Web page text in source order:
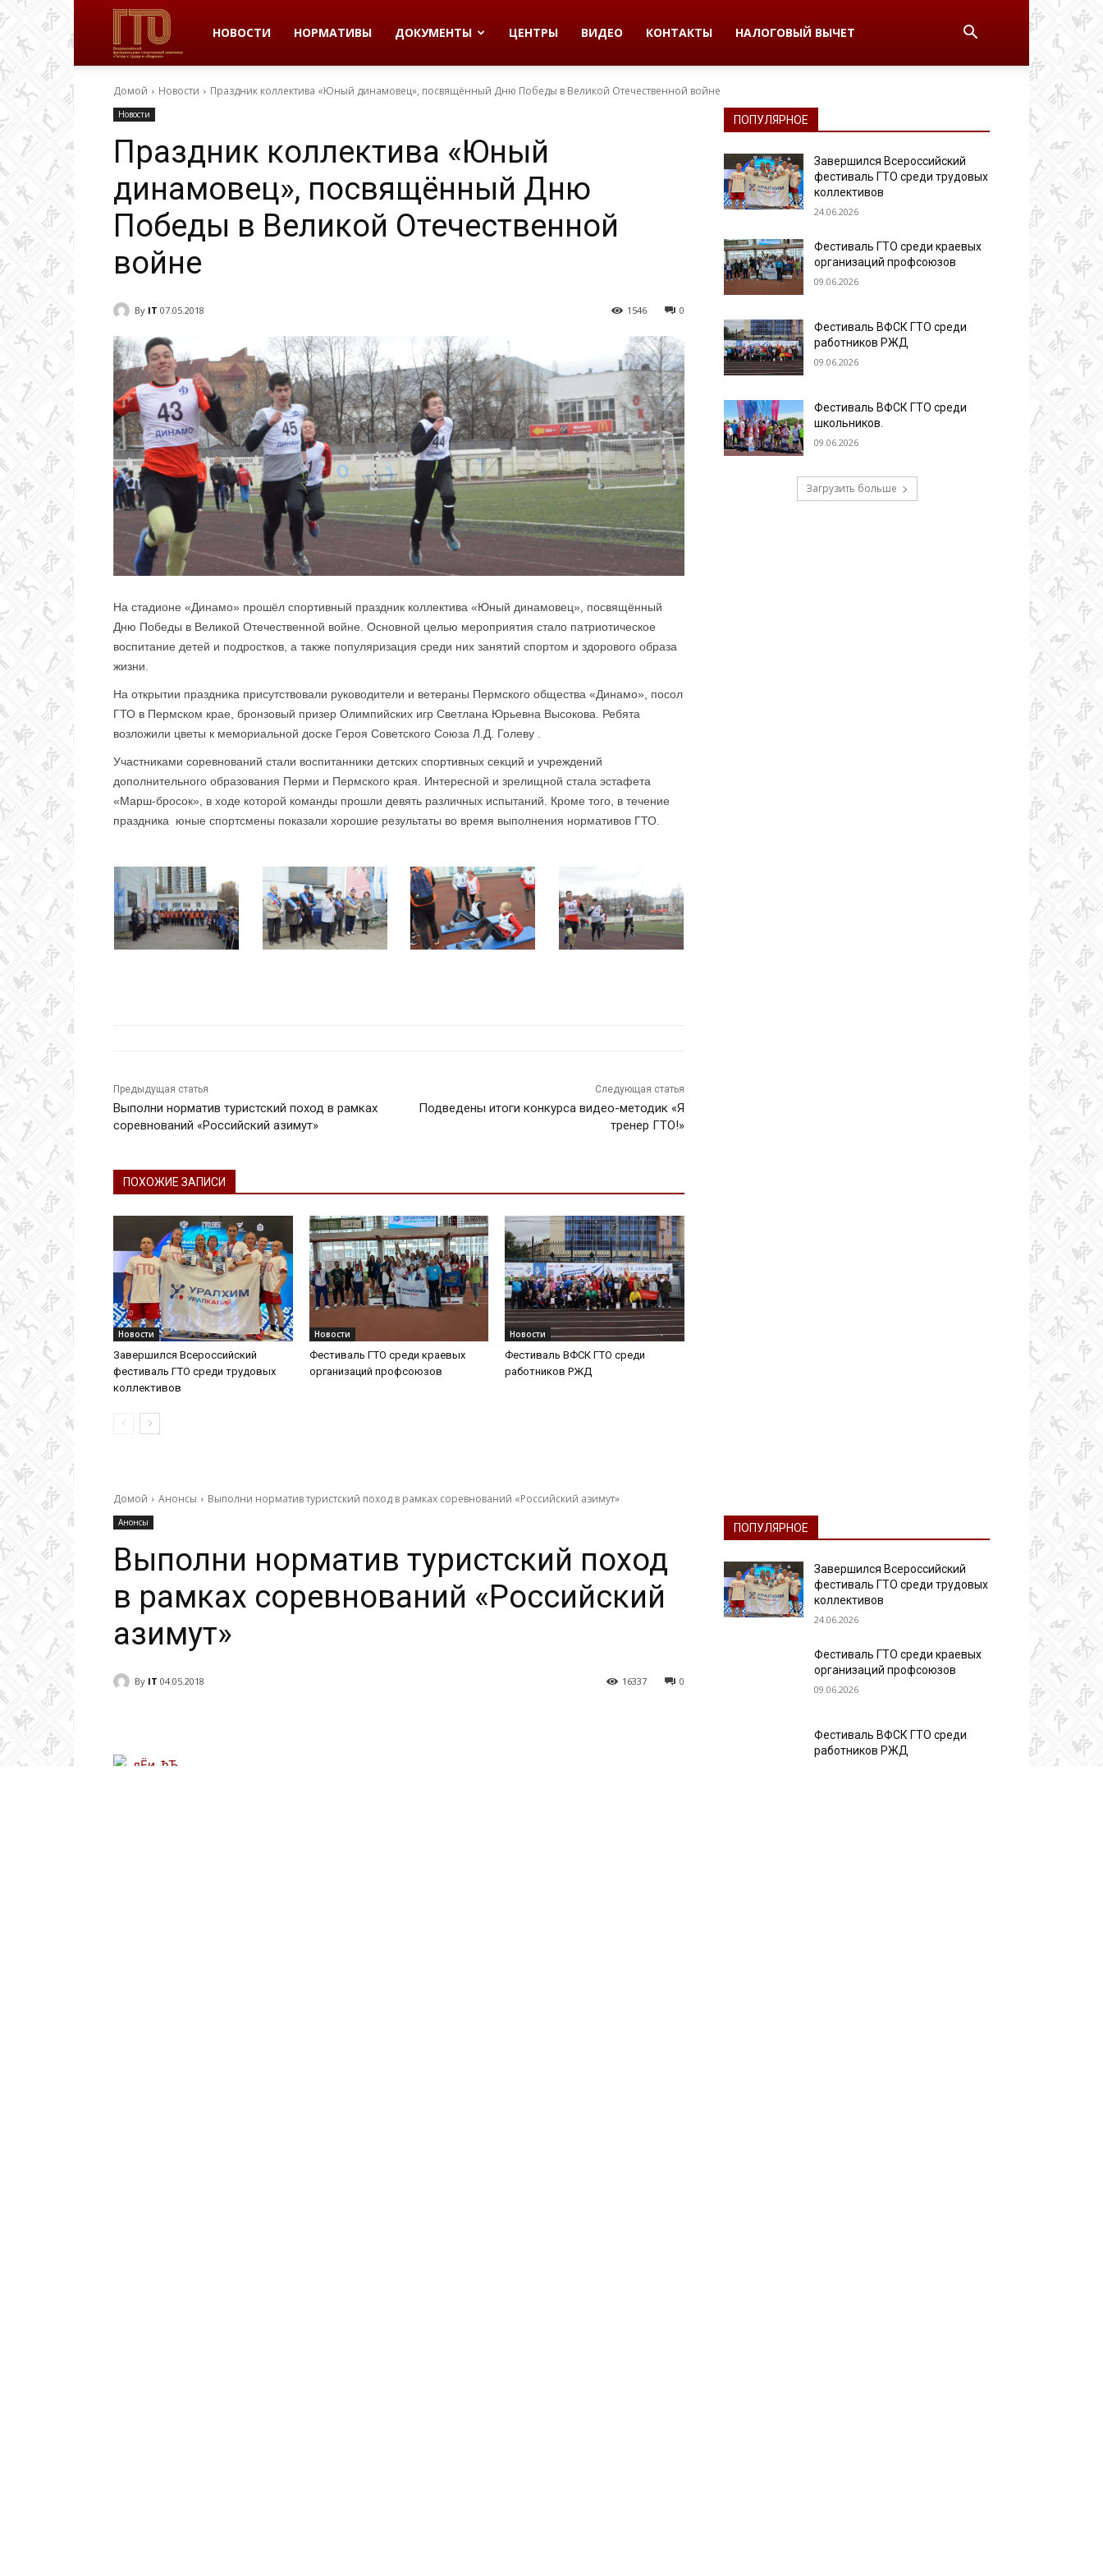
ВФСК
ГТО
в
Пермском
|
Колледж
олимпийского
резерва
Пермского
края
НОВОСТИ НОРМАТИВЫ ДОКУМЕНТЫ ЦЕНТРЫ ВИДЕО КОНТАКТЫ НАЛОГОВЫЙ ВЫЧЕТ
Домой Новости Праздник коллектива «Юный динамовец», посвящённый Дню Победы в Великой Отечественной войне
Новости
Праздник коллектива «Юный
динамовец», посвящённый Дню
Победы в Великой Отечественной
войне
By IT 07.05.2018 0
1546
На стадионе «Динамо» прошёл спортивный праздник коллектива «Юный динамовец», посвящённый
Дню Победы в Великой Отечественной войне. Основной целью мероприятия стало патриотическое
воспитание детей и подростков, а также популяризация среди них занятий спортом и здорового образа
жизни.
На открытии праздника присутствовали руководители и ветераны Пермского общества «Динамо», посол
ГТО в Пермском крае, бронзовый призер Олимпийских игр Светлана Юрьевна Высокова. Ребята
возложили цветы к мемориальной доске Героя Советского Союза Л.Д. Голеву .
Участниками соревнований стали воспитанники детских спортивных секций и учреждений
дополнительного образования Перми и Пермского края. Интересной и зрелищной стала эстафета
«Марш-бросок», в ходе которой команды прошли девять различных испытаний. Кроме того, в течение
праздника юные спортсмены показали хорошие результаты во время выполнения нормативов ГТО.
Предыдущая статья
Выполни норматив туристский поход в рамках
соревнований «Российский азимут»
Следующая статья
Подведены итоги конкурса видео-методик «Я
тренер ГТО!»
ПОХОЖИЕ ЗАПИСИ
Новости
Завершился Всероссийский
фестиваль ГТО среди трудовых
коллективов
Новости
Фестиваль ГТО среди краевых
организаций профсоюзов
Новости
Фестиваль ВФСК ГТО среди
работников РЖД
ПОПУЛЯРНОЕ
Завершился Всероссийский
фестиваль ГТО среди трудовых
коллективов
24.06.2026
Фестиваль ГТО среди краевых
организаций профсоюзов
09.06.2026
Фестиваль ВФСК ГТО среди
работников РЖД
09.06.2026
Фестиваль ВФСК ГТО среди
школьников.
09.06.2026
Загрузить больше